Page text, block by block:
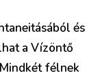
és
a Vízöntő
félnek